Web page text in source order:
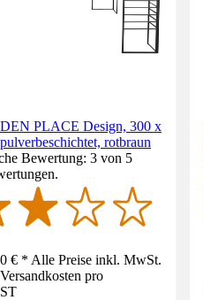
PLACE Design, 300 x
rotbraun
Bewertung: 3 von 5
€ * Alle Preise inkl. MwSt.
pro
ST